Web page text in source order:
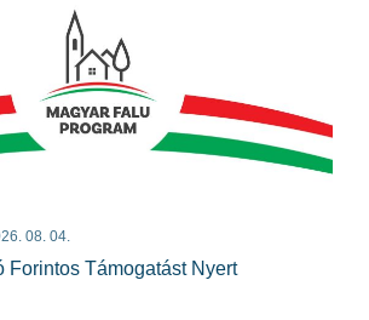
08. 04.
Forintos Támogatást Nyert